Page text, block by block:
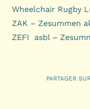
Wheelchair Rugby
ZAK – Zesummen
ZEFI asbl –
PARTAGER